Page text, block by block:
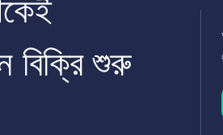
বিক্রি শুরু